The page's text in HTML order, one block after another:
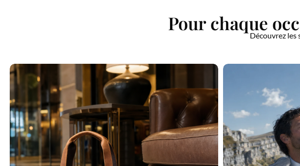
Pour chaque
Découvrez les